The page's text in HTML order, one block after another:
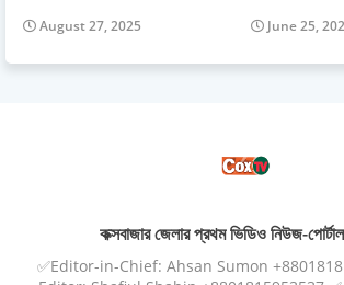
August 27, 2025 June 25,
কক্সবাজার জেলার প্রথম ভিডিও নিউজ-
✅Editor-in-Chief: Ahsan Sumon